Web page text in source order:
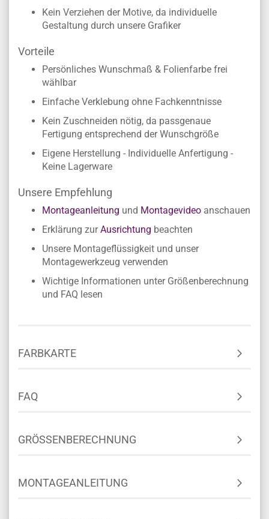
Kein Verziehen der Motive, da individuelle
Gestaltung durch unsere Grafiker
Vorteile
Persönliches Wunschmaß & Folienfarbe frei
wählbar
Einfache Verklebung ohne Fachkenntnisse
Kein Zuschneiden nötig, da passgenaue
Fertigung entsprechend der Wunschgröße
Eigene Herstellung - Individuelle Anfertigung -
Keine Lagerware
Unsere Empfehlung
Montageanleitung und Montagevideo anschauen
Erklärung zurAusrichtung beachten
Unsere Montageflüssigkeit und unser
Montagewerkzeug verwenden
Wichtige Informationen unter Größenberechnung
und FAQ lesen
FARBKARTE
FAQ
GRÖSSENBERECHNUNG
MONTAGEANLEITUNG